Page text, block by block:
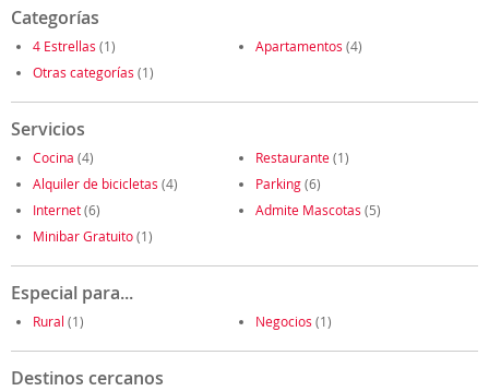
Categorías
4 Estrellas (1) Apartamentos (4)
Otras categorías (1)
Servicios
Cocina (4) Restaurante(1)
Alquiler de bicicletas (4) Parking(6)
Internet(6) Admite Mascotas (5)
Minibar Gratuito(1)
Especial para...
Rural (1) Negocios (1)
Destinos cercanos